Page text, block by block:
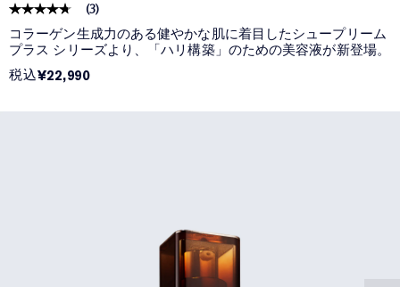
(3)
コラーゲン生成力のある健やかな肌に着目したシュープリーム
プラス シリーズより、「ハリ構築」のための美容液が新登場。
税込¥22,990